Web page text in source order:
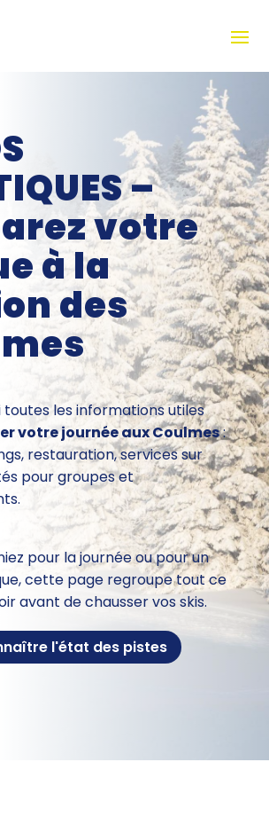
–
votre
à la
des
toutes les informations utiles
votre journée aux Coulmes:
restauration, services sur
pour groupes et
pour la journée ou pour un
cette page regroupe tout ce
avant de chausser vos skis.
l'état des pistes